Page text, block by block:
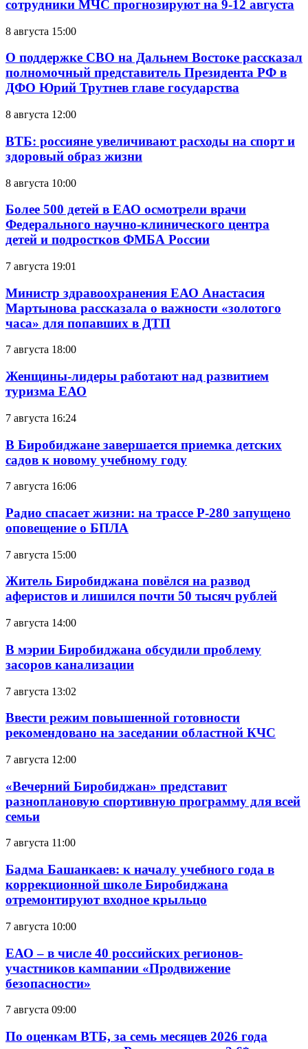
сотрудники МЧС прогнозируют на 9-12 августа
8 августа 15:00
О поддержке СВО на Дальнем Востоке рассказал
полномочный представитель Президента РФ в
ДФО Юрий Трутнев главе государства
8 августа 12:00
ВТБ: россияне увеличивают расходы на спорт и
здоровый образ жизни
8 августа 10:00
Более 500 детей в ЕАО осмотрели врачи
Федерального научно-клинического центра
детей и подростков ФМБА России
7 августа 19:01
Министр здравоохранения ЕАО Анастасия
Мартынова рассказала о важности «золотого
часа» для попавших в ДТП
7 августа 18:00
Женщины-лидеры работают над развитием
туризма ЕАО
7 августа 16:24
В Биробиджане завершается приемка детских
садов к новому учебному году
7 августа 16:06
Радио спасает жизни: на трассе Р-280 запущено
оповещение о БПЛА
7 августа 15:00
Житель Биробиджана повёлся на развод
аферистов и лишился почти 50 тысяч рублей
7 августа 14:00
В мэрии Биробиджана обсудили проблему
засоров канализации
7 августа 13:02
Ввести режим повышенной готовности
рекомендовано на заседании областной КЧС
7 августа 12:00
«Вечерний Биробиджан» представит
разноплановую спортивную программу для всей
семьи
7 августа 11:00
Бадма Башанкаев: к началу учебного года в
коррекционной школе Биробиджана
отремонтируют входное крыльцо
7 августа 10:00
ЕАО – в числе 40 российских регионов-
участников кампании «Продвижение
безопасности»
7 августа 09:00
По оценкам ВТБ, за семь месяцев 2026 года